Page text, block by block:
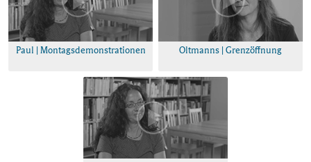
Paul | Montagsdemonstrationen Oltmanns | Grenzöffnung